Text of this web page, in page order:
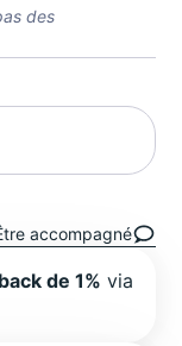
des
accompagné
de 1% via